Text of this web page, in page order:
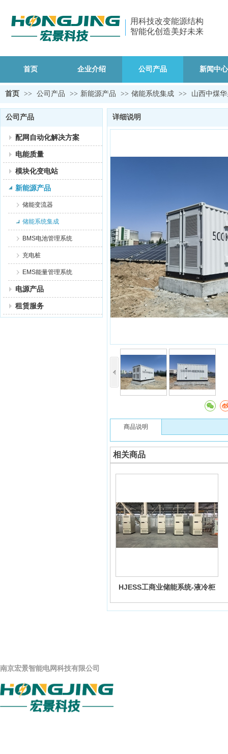
用科技改变能源结构
智能化创造美好未来
首页 企业介绍 公司产品 新闻中心
首页 >> 公司产品 >> 新能源产品 >> 储能系统集成 >> 山西中煤
公司产品
配网自动化解决方案
电能质量
模块化变电站
新能源产品
储能变流器
储能系统集成
BMS电池管理系统
充电桩
EMS能量管理系统
电源产品
租赁服务
详细说明
商品说明
相关商品
HJESS工商业储能系统-液冷柜
南京宏景智能电 网科技有限公司